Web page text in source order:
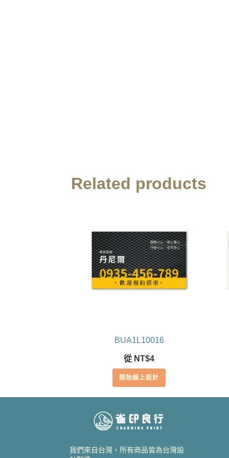
Related products
BUA1L10016
從 NT$4
開始線上設計
我們來自台灣，所有商品皆為台灣設